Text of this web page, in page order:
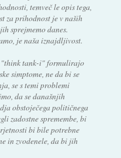
temveč le opis tega,
za prihodnost je v naših
sprejmemo danes.
je naša iznajdljivost.
"think tank-i" formulirajo
simptome, ne da bi se
se s temi problemi
da se današnjih
obstoječega političnega
zadostne spremembe, bi
bi bile potrebne
in zvodenele, da bi jih